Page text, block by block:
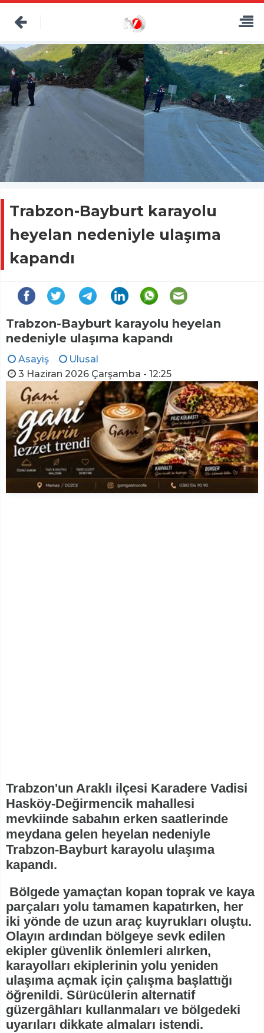
Trabzon-Bayburt karayolu
heyelan nedeniyle ulaşıma
kapandı
Trabzon-Bayburt karayolu heyelan
nedeniyle ulaşıma kapandı
Asayiş
Ulusal
3 Haziran 2026 Çarşamba - 12:25
Trabzon'un Araklı ilçesi Karadere Vadisi
Hasköy-Değirmencik mahallesi
mevkiinde sabahın erken saatlerinde
meydana gelen heyelan nedeniyle
Trabzon-Bayburt karayolu ulaşıma
kapandı.
Bölgede yamaçtan kopan toprak ve kaya
parçaları yolu tamamen kapatırken, her
iki yönde de uzun araç kuyrukları oluştu.
Olayın ardından bölgeye sevk edilen
ekipler güvenlik önlemleri alırken,
karayolları ekiplerinin yolu yeniden
ulaşıma açmak için çalışma başlattığı
öğrenildi. Sürücülerin alternatif
güzergâhları kullanmaları ve bölgedeki
uyarıları dikkate almaları istendi.